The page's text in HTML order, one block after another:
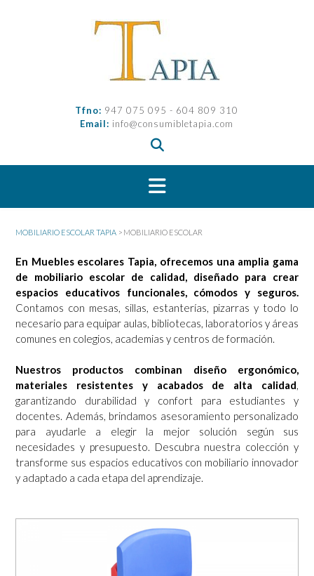
Tfno: 947 075 095 - 604 809 310
Email: info@consumibletapia.com
MOBILIARIO ESCOLAR TAPIA > MOBILIARIO ESCOLAR
En Muebles escolares Tapia, ofrecemos una amplia gama
de mobiliario escolar de calidad, diseñado para crear
espacios educativos funcionales, cómodos y seguros.
Contamos con mesas, sillas, estanterías, pizarras y todo lo
necesario para equipar aulas, bibliotecas, laboratorios y áreas
comunes en colegios, academias y centros de formación.
Nuestros productos combinan diseño ergonómico,
materiales resistentes y acabados de alta calidad,
garantizando durabilidad y confort para estudiantes y
docentes. Además, brindamos asesoramiento personalizado
para ayudarle a elegir la mejor solución según sus
necesidades y presupuesto. Descubra nuestra colección y
transforme sus espacios educativos con mobiliario innovador
y adaptado a cada etapa del aprendizaje.